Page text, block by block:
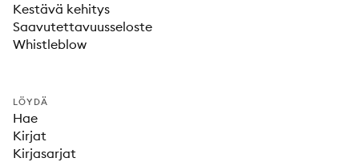
Kestävä kehitys
Saavutettavuusseloste
Whistleblow
LÖYDÄ
Hae
Kirjat
Kirjasarjat